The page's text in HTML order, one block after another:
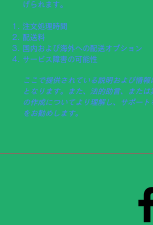
げられます。
注文処理時間
配送料
国内および海外への配送オプション
サービス障害の可能性
ここで提供されている説明および情
となります。また、法的助言、また
の作成についてより理解し、サポー
をお勧めします。